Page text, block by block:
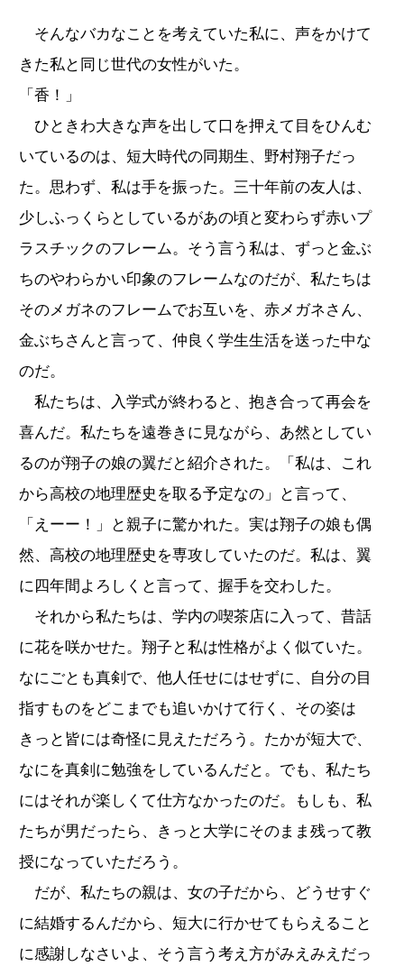
そんなバカなことを考えていた私に、声をかけて
きた私と同じ世代の女性がいた。
「香！」
ひときわ大きな声を出して口を押えて目をひんむ
いているのは、短大時代の同期生、野村翔子だっ
た。思わず、私は手を振った。三十年前の友人は、
少しふっくらとしているがあの頃と変わらず赤いプ
ラスチックのフレーム。そう言う私は、ずっと金ぶ
ちのやわらかい印象のフレームなのだが、私たちは
そのメガネのフレームでお互いを、赤メガネさん、
金ぶちさんと言って、仲良く学生生活を送った中な
のだ。
私たちは、入学式が終わると、抱き合って再会を
喜んだ。私たちを遠巻きに見ながら、あ然としてい
るのが翔子の娘の翼だと紹介された。「私は、これ
から高校の地理歴史を取る予定なの」と言って、
「えーー！」と親子に驚かれた。実は翔子の娘も偶
然、高校の地理歴史を専攻していたのだ。私は、翼
に四年間よろしくと言って、握手を交わした。
それから私たちは、学内の喫茶店に入って、昔話
に花を咲かせた。翔子と私は性格がよく似ていた。
なにごとも真剣で、他人任せにはせずに、自分の目
指すものをどこまでも追いかけて行く、その姿は
きっと皆には奇怪に見えただろう。たかが短大で、
なにを真剣に勉強をしているんだと。でも、私たち
にはそれが楽しくて仕方なかったのだ。もしも、私
たちが男だったら、きっと大学にそのまま残って教
授になっていただろう。
だが、私たちの親は、女の子だから、どうせすぐ
に結婚するんだから、短大に行かせてもらえること
に感謝しなさいよ、そう言う考え方がみえみえだっ